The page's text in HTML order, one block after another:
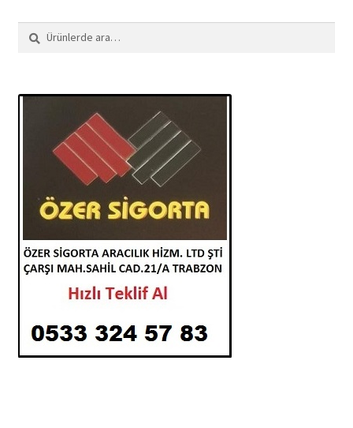
Ara:
Ara